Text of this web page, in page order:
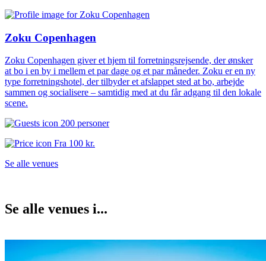
Zoku Copenhagen
Zoku Copenhagen giver et hjem til forretningsrejsende, der ønsker
at bo i en by i mellem et par dage og et par måneder. Zoku er en ny
type forretningshotel, der tilbyder et afslappet sted at bo, arbejde
sammen og socialisere – samtidig med at du får adgang til den lokale
scene.
200 personer
Fra 100 kr.
Se alle venues
Se alle venues i...